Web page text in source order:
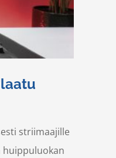
striimaajille
huippuluokan